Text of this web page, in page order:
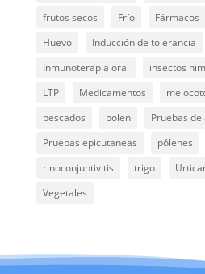
frutos secos
Frío Fármacos
Huevo
Inducción de tolerancia
Inmunoterapia oral
insectos
LTP
Medicamentos
pescados
polen
Pruebas
Pruebas epicutaneas
pólenes
rinoconjuntivitis
trigo
Vegetales